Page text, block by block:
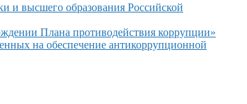
и высшего образования Российской
Плана противодействия коррупции»
на обеспечение антикоррупционной